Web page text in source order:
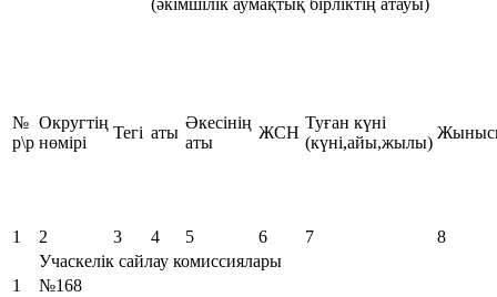
(әкімшілік аумақтық бірліктің атауы)
№
р\р
Округтің
нөмірі
Тегі аты
Әкесінің
аты
ЖСН
Туған күні
(күні,айы,жылы)
1 2 3 4 5 6 7
8
Учаскелік сайлау комиссиялары
1
№168